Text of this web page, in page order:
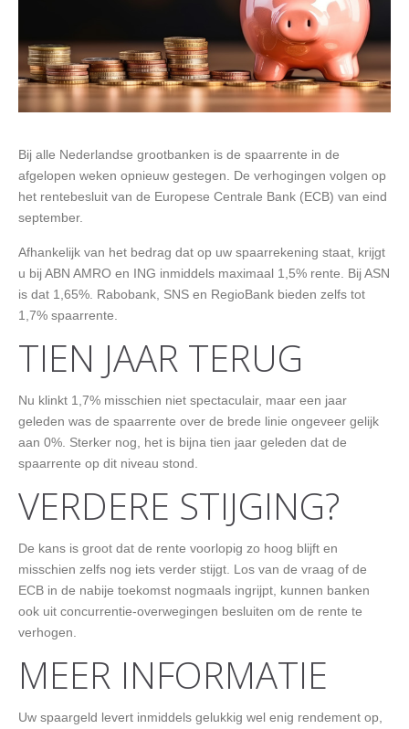
Bij alle Nederlandse grootbanken is de spaarrente in de
afgelopen weken opnieuw gestegen. De verhogingen volgen op
het rentebesluit van de Europese Centrale Bank (ECB) van eind
september.
Afhankelijk van het bedrag dat op uw spaarrekening staat, krijgt
u bij ABN AMRO en ING inmiddels maximaal 1,5% rente. Bij ASN
is dat 1,65%. Rabobank, SNS en RegioBank bieden zelfs tot
1,7% spaarrente.
TIEN JAAR TERUG
Nu klinkt 1,7% misschien niet spectaculair, maar een jaar
geleden was de spaarrente over de brede linie ongeveer gelijk
aan 0%. Sterker nog, het is bijna tien jaar geleden dat de
spaarrente op dit niveau stond.
VERDERE STIJGING?
De kans is groot dat de rente voorlopig zo hoog blijft en
misschien zelfs nog iets verder stijgt. Los van de vraag of de
ECB in de nabije toekomst nogmaals ingrijpt, kunnen banken
ook uit concurrentie-overwegingen besluiten om de rente te
verhogen.
MEER INFORMATIE
Uw spaargeld levert inmiddels gelukkig wel enig rendement op,